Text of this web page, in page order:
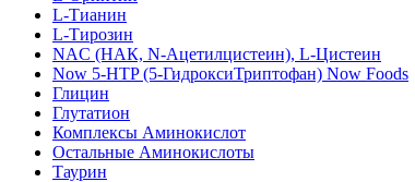
L-Тианин
L-Тирозин
NAC (НАК, N-Ацетилцистеин), L-Цистеин
Now 5-HTP (5-ГидроксиТриптофан) Now Foods
Глицин
Глутатион
Комплексы Аминокислот
Остальные Аминокислоты
Таурин